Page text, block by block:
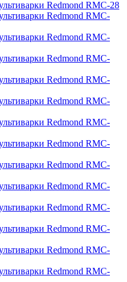
Redmond RMC-28
Redmond RMC-
Redmond RMC-
Redmond RMC-
Redmond RMC-
Redmond RMC-
Redmond RMC-
Redmond RMC-
Redmond RMC-
Redmond RMC-
Redmond RMC-
Redmond RMC-
Redmond RMC-
Redmond RMC-